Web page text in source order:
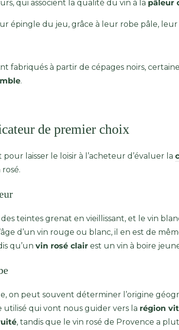
qui associent la qualité du vin à la pâleur
épingle du jeu, grâce à leur robe pâle,
fabriqués à partir de cépages noirs,
.
de premier choix
laisser le loisir à l’acheteur d’évaluer la
teintes grenat en vieillissant, et le vin
d’un vin rouge ou blanc, il en est de
qu’un vin rosé clair est un vin à boire
on peut souvent déterminer l’origine
utilisé qui vont nous guider vers la région
, tandis que le vin rosé de Provence a